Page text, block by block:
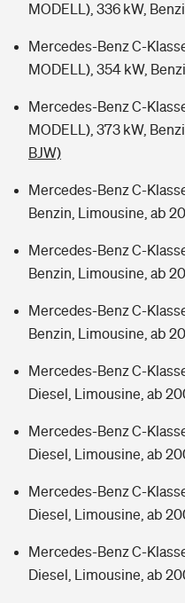
MODELL), 336 kW,
Mercedes-Benz C-
MODELL), 354 kW,
Mercedes-Benz C-
MODELL), 373 kW,
BJW)
Mercedes-Benz C-
Benzin, Limousine, ab
Mercedes-Benz C-
Benzin, Limousine, ab
Mercedes-Benz C-
Benzin, Limousine, ab
Mercedes-Benz C-
Diesel, Limousine, ab
Mercedes-Benz C-
Diesel, Limousine, ab
Mercedes-Benz C-
Diesel, Limousine, ab
Mercedes-Benz C-
Diesel, Limousine, ab